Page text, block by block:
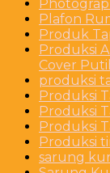
Plafon
Produk
Produksi
Cover
produksi
Produksi
Produksi
Produksi
Produksi
sarung